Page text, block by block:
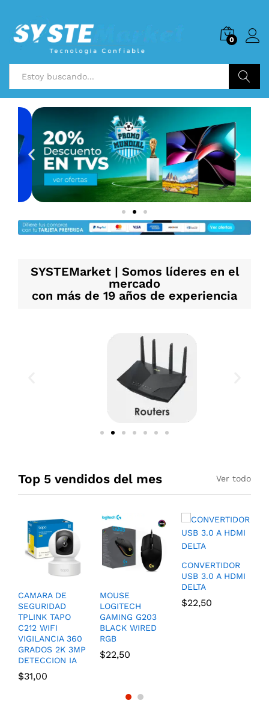
0
SYSTEMarket | Somos líderes en el
mercado
con más de 19 años de experiencia
Top 5 vendidos del mes Ver todo
CAMARA DE
SEGURIDAD
TPLINK TAPO
C212 WIFI
VIGILANCIA 360
GRADOS 2K 3MP
DETECCION IA
$31,00
MOUSE
LOGITECH
GAMING G203
BLACK WIRED
RGB
$22,50
CONVERTIDOR
USB 3.0 A HDMI
DELTA
$22,50